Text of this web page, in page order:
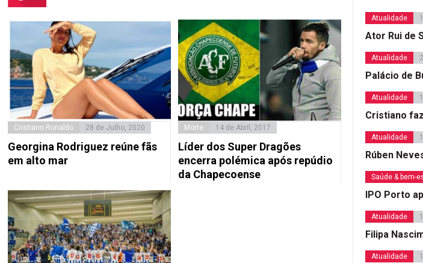
Cristiano Ronaldo 28 de Julho, 2020
Georgina Rodriguez reúne fãs
em alto mar
Morte 14 de Abril, 2017
Líder dos Super Dragões
encerra polémica após repúdio
da Chapecoense
Atualidade
Ator Rui de
Atualidade
Palácio de
Atualidade
Cristiano
Atualidade
Rúben
Saúde & bem-
IPO Porto
Atualidade
Filipa
Atualidade